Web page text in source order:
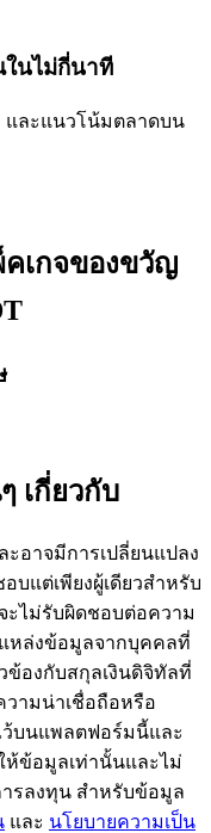
ละค่าคอมมิชชั่นการคัด
ในไม่กี่นาที
และแนวโน้มตลาดบน
เกจของขวัญ
เกี่ยวกับ
อาจมีการเปลี่ยนแปลง
บแต่เพียงผู้เดียวสำหรับ
ะไม่รับผิดชอบต่อความ
หล่งข้อมูลจากบุคคลที่
ข้องกับสกุลเงินดิจิทัลที่
วามน่าเชื่อถือหรือ
บนแพลตฟอร์มนี้และ
ห้ข้อมูลเท่านั้นและไม่
รลงทุน สำหรับข้อมูล
และ นโยบายความเป็น